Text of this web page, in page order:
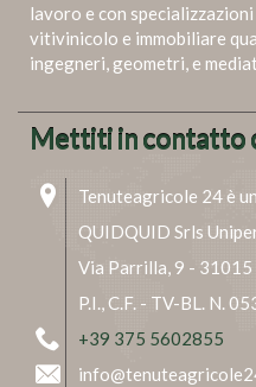
lavoro e con
vitivinicolo e immobiliare
ingegneri, geometri, e
Mettiti in contatto
Tenuteagricole 24 è
QUIDQUID Srls
Via Parrilla, 9 - 31015
P.I., C.F. - TV-BL. N.
+39 375 5602855